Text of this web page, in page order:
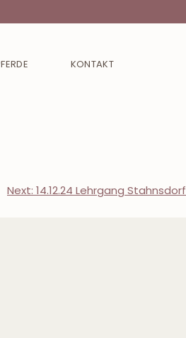
KONTAKT
Next: 14.12.24 Lehrgang Stahnsdorf